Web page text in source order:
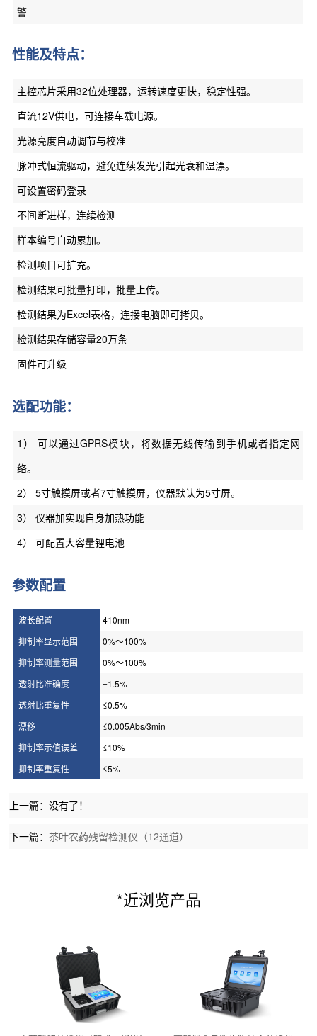
警
性能及特点：
主控芯片采用32位处理器，运转速度更快，稳定性强。
直流12V供电，可连接车载电源。
光源亮度自动调节与校准
脉冲式恒流驱动，避免连续发光引起光衰和温漂。
可设置密码登录
不间断进样，连续检测
样本编号自动累加。
检测项目可扩充。
检测结果可批量打印，批量上传。
检测结果为Excel表格，连接电脑即可拷贝。
检测结果存储容量20万条
固件可升级
选配功能：
1） 可以通过GPRS模块，将数据无线传输到手机或者指定网
络。
2） 5寸触摸屏或者7寸触摸屏，仪器默认为5寸屏。
3） 仪器加实现自身加热功能
4） 可配置大容量锂电池
参数配置
波长配置
抑制率显示范围
抑制率测量范围
透射比准确度
透射比重复性
漂移
抑制率示值误差
抑制率重复性
410nm
0%～100%
0%～100%
±1.5%
≤0.5%
≤0.005Abs/3min
≤10%
≤5%
上一篇：没有了！
下一篇：茶叶农药残留检测仪（12通道）
*近浏览产品